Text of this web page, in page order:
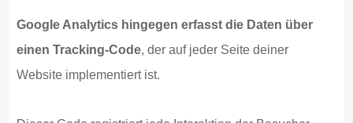
Google Analytics hingegen erfasst die Daten über
einen Tracking-Code, der auf jeder Seite deiner
Website implementiert ist.